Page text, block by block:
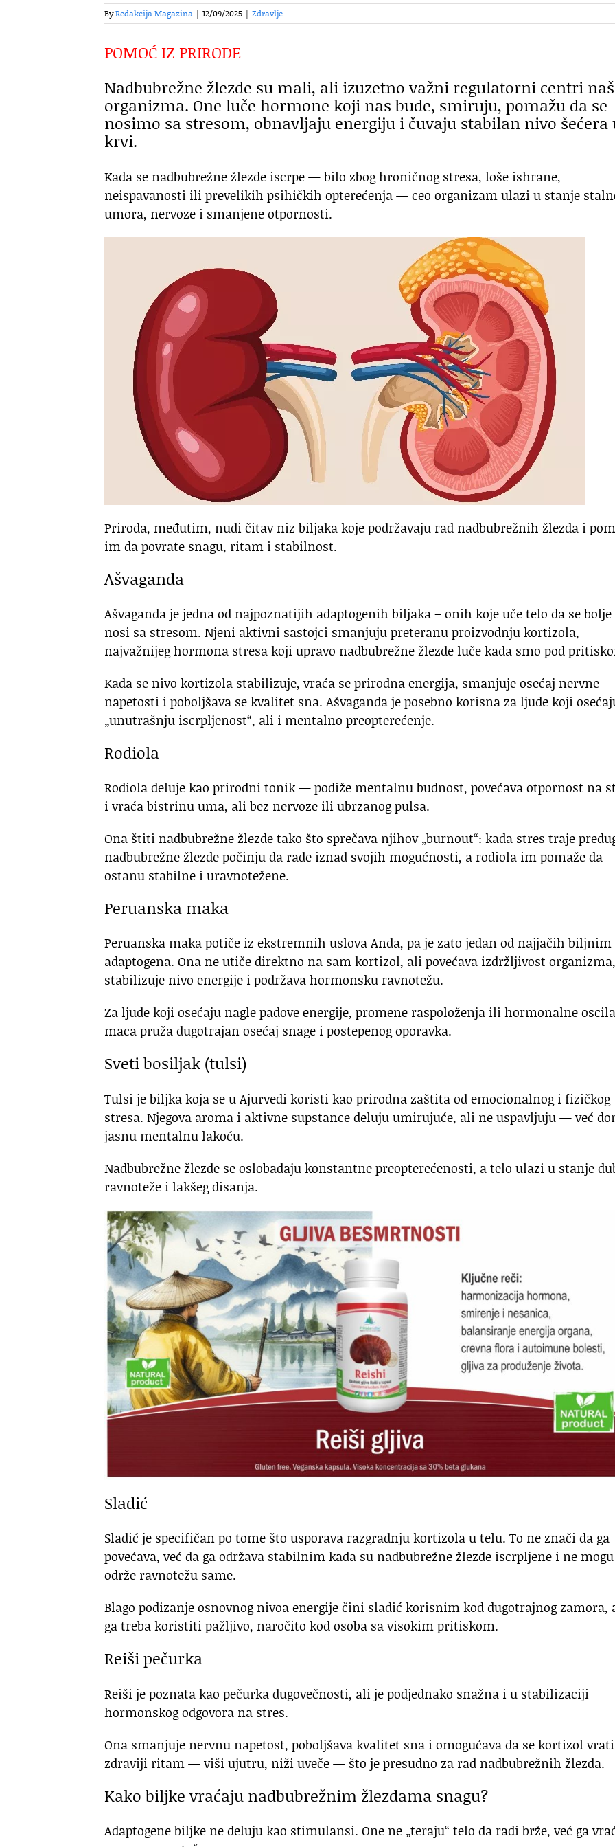
ByRedakcija Magazina | 12/09/2025 | Zdravlje
POMOĆ IZ PRIRODE
Nadbubrežne žlezde su mali, ali izuzetno važni regulatorni centri
organizma. One luče hormone koji nas bude, smiruju, pomažu da se
nosimo sa stresom, obnavljaju energiju i čuvaju stabilan nivo šećera
krvi.
Kada se nadbubrežne žlezde iscrpe — bilo zbog hroničnog stresa, loše ishrane,
neispavanosti ili prevelikih psihičkih opterećenja — ceo organizam ulazi u stanje
umora, nervoze i smanjene otpornosti.
Priroda, međutim, nudi čitav niz biljaka koje podržavaju rad nadbubrežnih žlezda i
im da povrate snagu, ritam i stabilnost.
Ašvaganda
Ašvaganda je jedna od najpoznatijih adaptogenih biljaka – onih koje uče telo da se bolje
nosi sa stresom. Njeni aktivni sastojci smanjuju preteranu proizvodnju kortizola,
najvažnijeg hormona stresa koji upravo nadbubrežne žlezde luče kada smo pod
Kada se nivo kortizola stabilizuje, vraća se prirodna energija, smanjuje osećaj nervne
napetosti i poboljšava se kvalitet sna. Ašvaganda je posebno korisna za ljude koji
„unutrašnju iscrpljenost“, ali i mentalno preopterećenje.
Rodiola
Rodiola deluje kao prirodni tonik — podiže mentalnu budnost, povećava otpornost na
i vraća bistrinu uma, ali bez nervoze ili ubrzanog pulsa.
Ona štiti nadbubrežne žlezde tako što sprečava njihov „burnout“: kada stres traje
nadbubrežne žlezde počinju da rade iznad svojih mogućnosti, a rodiola im pomaže da
ostanu stabilne i uravnotežene.
Peruanska maka
Peruanska maka potiče iz ekstremnih uslova Anda, pa je zato jedan od najjačih biljnim
adaptogena. Ona ne utiče direktno na sam kortizol, ali povećava izdržljivost organizma,
stabilizuje nivo energije i podržava hormonsku ravnotežu.
Za ljude koji osećaju nagle padove energije, promene raspoloženja ili hormonalne
maca pruža dugotrajan osećaj snage i postepenog oporavka.
Sveti bosiljak (tulsi)
Tulsi je biljka koja se u Ajurvedi koristi kao prirodna zaštita od emocionalnog i fizičkog
stresa. Njegova aroma i aktivne supstance deluju umirujuće, ali ne uspavljuju — već
jasnu mentalnu lakoću.
Nadbubrežne žlezde se oslobađaju konstantne preopterećenosti, a telo ulazi u stanje
ravnoteže i lakšeg disanja.
Sladić
Sladić je specifičan po tome što usporava razgradnju kortizola u telu. To ne znači da ga
povećava, već da ga održava stabilnim kada su nadbubrežne žlezde iscrpljene i ne
održe ravnotežu same.
Blago podizanje osnovnog nivoa energije čini sladić korisnim kod dugotrajnog zamora,
ga treba koristiti pažljivo, naročito kod osoba sa visokim pritiskom.
Reiši pečurka
Reiši je poznata kao pečurka dugovečnosti, ali je podjednako snažna i u stabilizaciji
hormonskog odgovora na stres.
Ona smanjuje nervnu napetost, poboljšava kvalitet sna i omogućava da se kortizol
zdraviji ritam — viši ujutru, niži uveče — što je presudno za rad nadbubrežnih žlezda.
Kako biljke vraćaju nadbubrežnim žlezdama snagu?
Adaptogene biljke ne deluju kao stimulansi. One ne „teraju“ telo da radi brže, već ga